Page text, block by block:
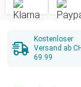
Kostenloser
Versand ab
69.99